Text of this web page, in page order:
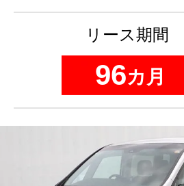
リース期間
96カ月